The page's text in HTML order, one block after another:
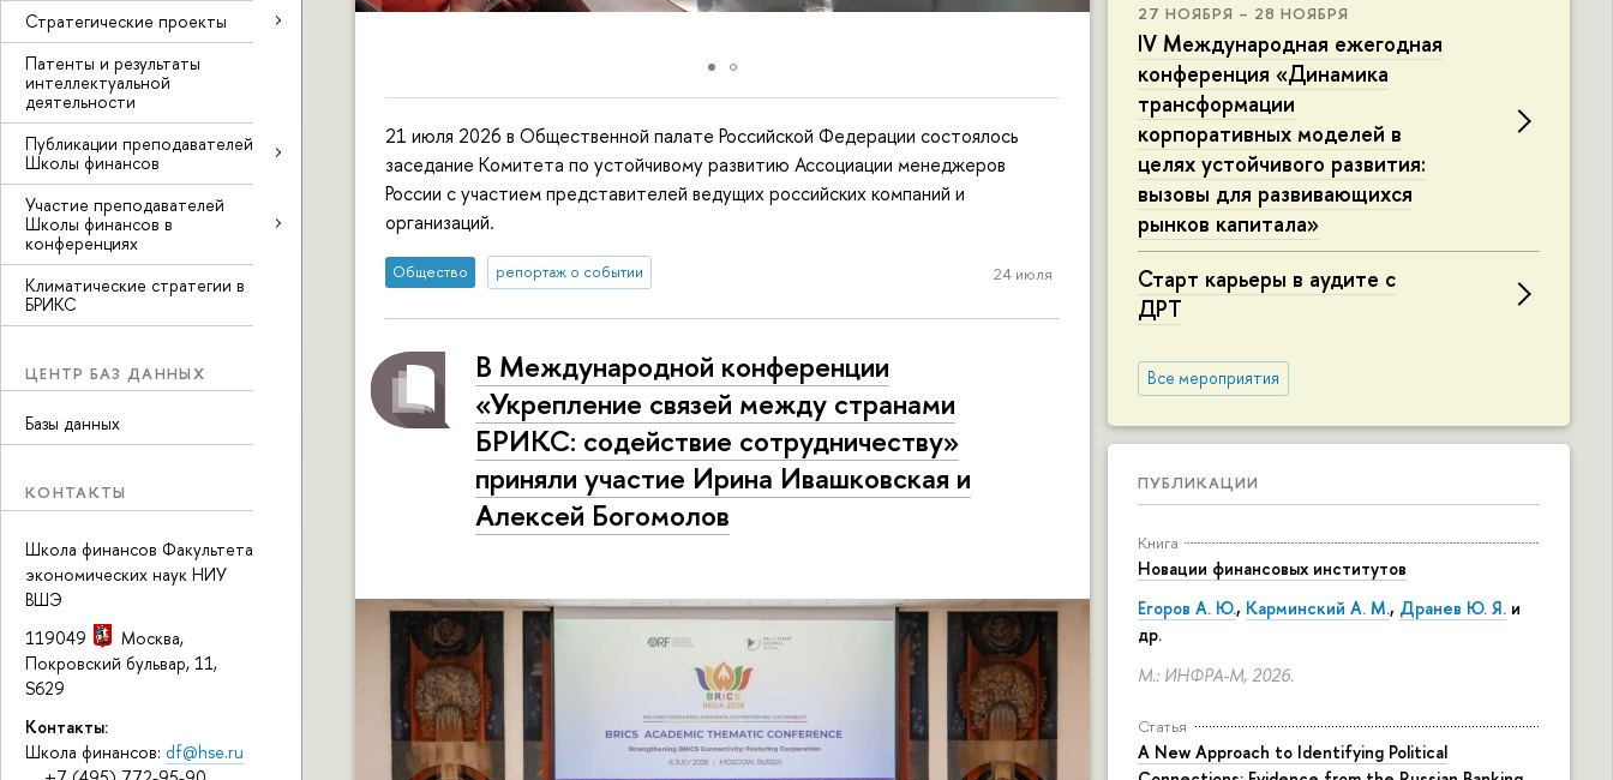
Стратегические проекты
Патенты и результаты
интеллектуальной
деятельности
Публикации преподавателей
Школы финансов
Участие преподавателей
Школы финансов в
конференциях
Климатические стратегии в
БРИКС
ЦЕНТР БАЗ ДАННЫХ
Базы данных
КОНТАКТЫ
Школа финансов Факультета
экономических наук НИУ
ВШЭ
119049
Москва,
Покровский бульвар, 11,
S629
Контакты:
Школа финансов: df@hse.ru
27 НОЯБРЯ – 28 НОЯБРЯ
IV Международная ежегодная
конференция «Динамика
трансформации
корпоративных моделей в
целях устойчивого развития:
вызовы для развивающихся
рынков капитала»
Старт карьеры в аудите с
ДРТ
Все мероприятия
ПУБЛИКАЦИИ
Книга
Новации финансовых институтов
Егоров А. Ю., Карминский А. М., Дранев Ю. Я. и
др.
М.: ИНФРА-М, 2026.
Статья
A New Approach to Identifying Political
21 июля 2026 в Общественной палате Российской Федерации состоялось
заседание Комитета по устойчивому развитию Ассоциации менеджеров
России с участием представителей ведущих российских компаний и
организаций.
Общество репортаж о событии 24 июля
В Международной конференции
«Укрепление связей между странами
БРИКС: содействие сотрудничеству»
приняли участие Ирина Ивашковская и
Алексей Богомолов